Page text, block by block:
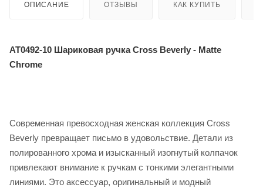
ОПИСАНИЕ ОТЗЫВЫ КАК КУПИТЬ
AT0492-10 Шариковая ручка Cross Beverly - Matte
Chrome
Современная превосходная женская коллекция Cross
Beverly превращает письмо в удовольствие. Детали из
полированного хрома и изысканный изогнутый колпачок
привлекают внимание к ручкам с тонкими элегантными
линиями. Это аксессуар, оригинальный и модный